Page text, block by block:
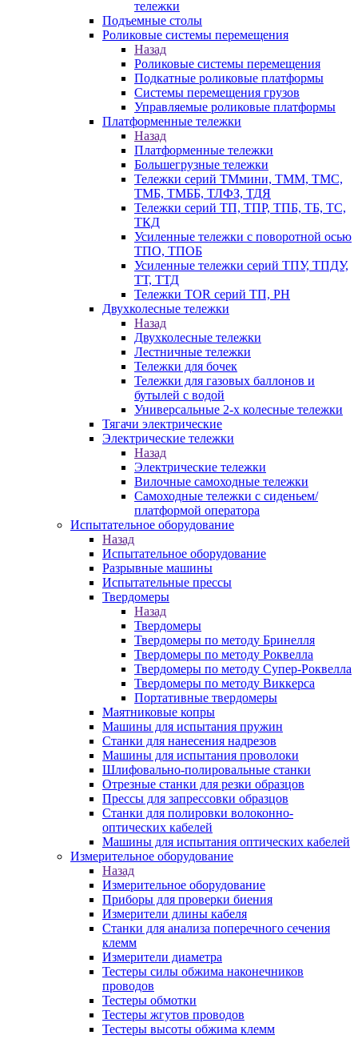
тележки
Подъемные столы
Роликовые системы перемещения
Назад
Роликовые системы перемещения
Подкатные роликовые платформы
Системы перемещения грузов
Управляемые роликовые платформы
Платформенные тележки
Назад
Платформенные тележки
Большегрузные тележки
Тележки серий ТМмини, ТММ, ТМС,
ТМБ, ТМББ, ТЛФЗ, ТДЯ
Тележки серий ТП, ТПР, ТПБ, ТБ, ТС,
ТКД
Усиленные тележки с поворотной осью
ТПО, ТПОБ
Усиленные тележки серий ТПУ, ТПДУ,
ТТ, ТТД
Тележки TOR серий ТП, PH
Двухколесные тележки
Назад
Двухколесные тележки
Лестничные тележки
Тележки для бочек
Тележки для газовых баллонов и
бутылей с водой
Универсальные 2-х колесные тележки
Тягачи электрические
Электрические тележки
Назад
Электрические тележки
Вилочные самоходные тележки
Самоходные тележки с сиденьем/
платформой оператора
Испытательное оборудование
Назад
Испытательное оборудование
Разрывные машины
Испытательные прессы
Твердомеры
Назад
Твердомеры
Твердомеры по методу Бринелля
Твердомеры по методу Роквелла
Твердомеры по методу Супер-Роквелла
Твердомеры по методу Виккерса
Портативные твердомеры
Маятниковые копры
Машины для испытания пружин
Станки для нанесения надрезов
Машины для испытания проволоки
Шлифовально-полировальные станки
Отрезные станки для резки образцов
Прессы для запрессовки образцов
Станки для полировки волоконно-
оптических кабелей
Машины для испытания оптических кабелей
Измерительное оборудование
Назад
Измерительное оборудование
Приборы для проверки биения
Измерители длины кабеля
Станки для анализа поперечного сечения
клемм
Измерители диаметра
Тестеры силы обжима наконечников
проводов
Тестеры обмотки
Тестеры жгутов проводов
Тестеры высоты обжима клемм